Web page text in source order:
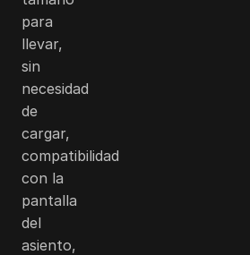
para
llevar,
sin
necesidad
de
cargar,
compatibilidad
con la
pantalla
del
asiento,